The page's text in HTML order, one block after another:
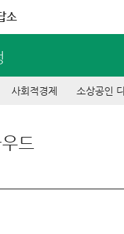
소
사회적경제 소상공인
드